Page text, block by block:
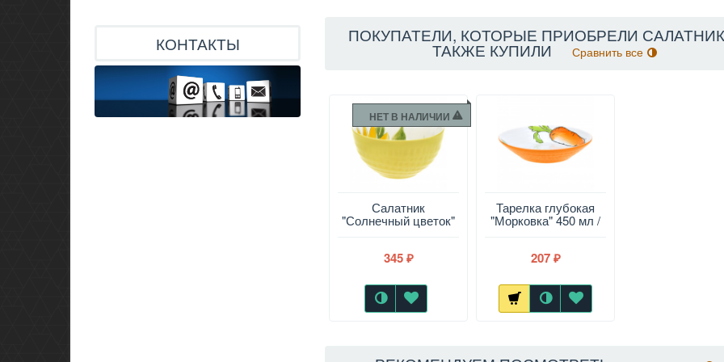
ПОКУПАТЕЛИ, КОТОРЫЕ ПРИОБРЕЛИ
ТАКЖЕ КУПИЛИ Сравнить все
НЕТ В НАЛИЧИИ
Салатник
"Солнечный цветок"
1,7л / 1,2 л / 0,6 л,
345 ₽
Тарелка глубокая
"Морковка" 450 мл /
600 мл, подглазурная
207 ₽
КОНТАКТЫ